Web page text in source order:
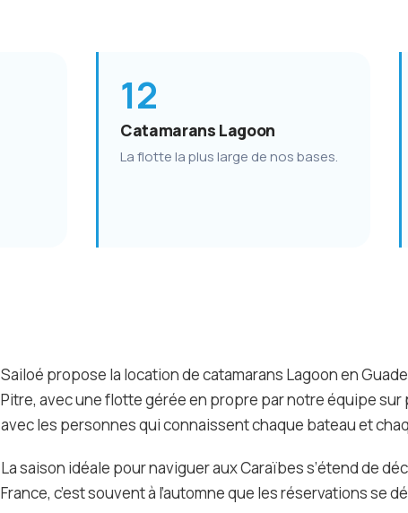
12
Catamarans Lagoon
La flotte la plus large de nos bases.
Sailoé propose la location de catamarans Lagoon en
Pitre, avec une flotte gérée en propre par notre équipe
avec les personnes qui connaissent chaque bateau et
La saison idéale pour naviguer aux Caraïbes s’étend de
France, c’est souvent à l’automne que les réservations se